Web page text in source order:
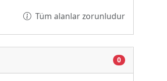
Tüm alanlar zorunludur
0